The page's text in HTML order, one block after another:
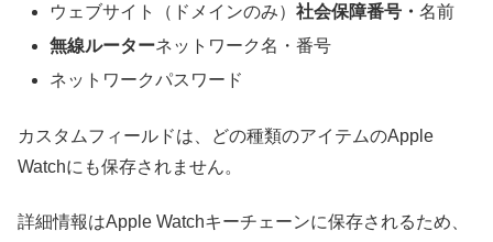
ウェブサイト（ドメインのみ）社会保障番号・名前
無線ルーターネットワーク名・番号
ネットワークパスワード
カスタムフィールドは、どの種類のアイテムのApple
Watchにも保存されません。
詳細情報はApple Watchキーチェーンに保存されるため、